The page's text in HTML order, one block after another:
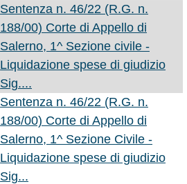
Sentenza n. 46/22 (R.G. n.
188/00) Corte di Appello di
Salerno, 1^ Sezione civile -
Liquidazione spese di giudizio
Sig....
Sentenza n. 46/22 (R.G. n.
188/00) Corte di Appello di
Salerno, 1^ Sezione Civile -
Liquidazione spese di giudizio
Sig...